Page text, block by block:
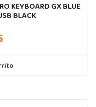
KEYBOARD GX BLUE
BLACK